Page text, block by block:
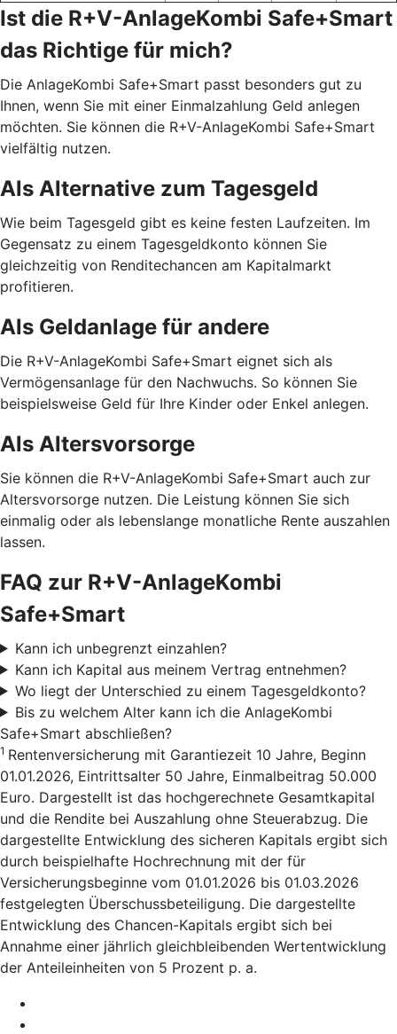
Ist die R+V-AnlageKombi Safe+Smart
das Richtige für mich?
Die AnlageKombi Safe+Smart passt besonders gut zu
Ihnen, wenn Sie mit einer Einmalzahlung Geld anlegen
möchten. Sie können die R+V-AnlageKombi Safe+Smart
vielfältig nutzen.
Als Alternative zum Tagesgeld
Wie beim Tagesgeld gibt es keine festen Laufzeiten. Im
Gegensatz zu einem Tagesgeldkonto können Sie
gleichzeitig von Renditechancen am Kapitalmarkt
profitieren.
Als Geldanlage für andere
Die R+V-AnlageKombi Safe+Smart eignet sich als
Vermögensanlage für den Nachwuchs. So können Sie
beispielsweise Geld für Ihre Kinder oder Enkel anlegen.
Als Altersvorsorge
Sie können die R+V-AnlageKombi Safe+Smart auch zur
Altersvorsorge nutzen. Die Leistung können Sie sich
einmalig oder als lebenslange monatliche Rente auszahlen
lassen.
FAQ zur R+V-AnlageKombi
Safe+Smart
Kann ich unbegrenzt einzahlen?
Kann ich Kapital aus meinem Vertrag entnehmen?
Wo liegt der Unterschied zu einem Tagesgeldkonto?
Bis zu welchem Alter kann ich die AnlageKombi
Safe+Smart abschließen?
1 Rentenversicherung mit Garantiezeit 10 Jahre, Beginn
01.01.2026, Eintrittsalter 50 Jahre, Einmalbeitrag 50.000
Euro. Dargestellt ist das hochgerechnete Gesamtkapital
und die Rendite bei Auszahlung ohne Steuerabzug. Die
dargestellte Entwicklung des sicheren Kapitals ergibt sich
durch beispielhafte Hochrechnung mit der für
Versicherungsbeginne vom 01.01.2026 bis 01.03.2026
festgelegten Überschussbeteiligung. Die dargestellte
Entwicklung des Chancen-Kapitals ergibt sich bei
Annahme einer jährlich gleichbleibenden Wertentwicklung
der Anteileinheiten von 5 Prozent p. a.